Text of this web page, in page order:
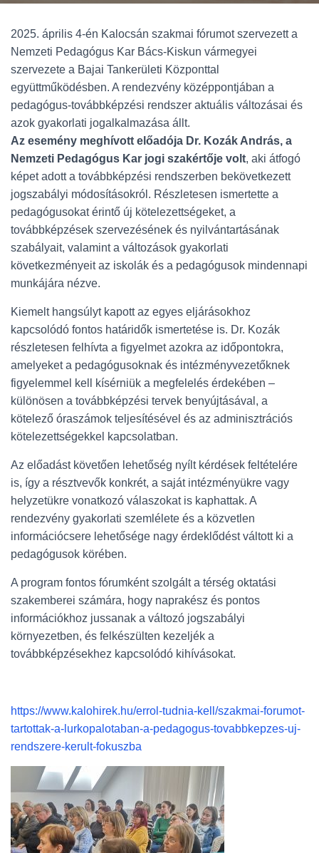
2025. április 4-én Kalocsán szakmai fórumot szervezett a
Nemzeti Pedagógus Kar Bács-Kiskun vármegyei
szervezete a Bajai Tankerületi Központtal
együttműködésben. A rendezvény középpontjában a
pedagógus-továbbképzési rendszer aktuális változásai és
azok gyakorlati jogalkalmazása állt.
Az esemény meghívott előadója Dr. Kozák András, a
Nemzeti Pedagógus Kar jogi szakértője volt, aki átfogó
képet adott a továbbképzési rendszerben bekövetkezett
jogszabályi módosításokról. Részletesen ismertette a
pedagógusokat érintő új kötelezettségeket, a
továbbképzések szervezésének és nyilvántartásának
szabályait, valamint a változások gyakorlati
következményeit az iskolák és a pedagógusok mindennapi
munkájára nézve.
Kiemelt hangsúlyt kapott az egyes eljárásokhoz
kapcsolódó fontos határidők ismertetése is. Dr. Kozák
részletesen felhívta a figyelmet azokra az időpontokra,
amelyeket a pedagógusoknak és intézményvezetőknek
figyelemmel kell kísérniük a megfelelés érdekében –
különösen a továbbképzési tervek benyújtásával, a
kötelező óraszámok teljesítésével és az adminisztrációs
kötelezettségekkel kapcsolatban.
Az előadást követően lehetőség nyílt kérdések feltételére
is, így a résztvevők konkrét, a saját intézményükre vagy
helyzetükre vonatkozó válaszokat is kaphattak. A
rendezvény gyakorlati szemlélete és a közvetlen
információcsere lehetősége nagy érdeklődést váltott ki a
pedagógusok körében.
A program fontos fórumként szolgált a térség oktatási
szakemberei számára, hogy naprakész és pontos
információkhoz jussanak a változó jogszabályi
környezetben, és felkészülten kezeljék a
továbbképzésekhez kapcsolódó kihívásokat.
https://www.kalohirek.hu/errol-tudnia-kell/szakmai-forumot-
tartottak-a-lurkopalotaban-a-pedagogus-tovabbkepzes-uj-
rendszere-kerult-fokuszba